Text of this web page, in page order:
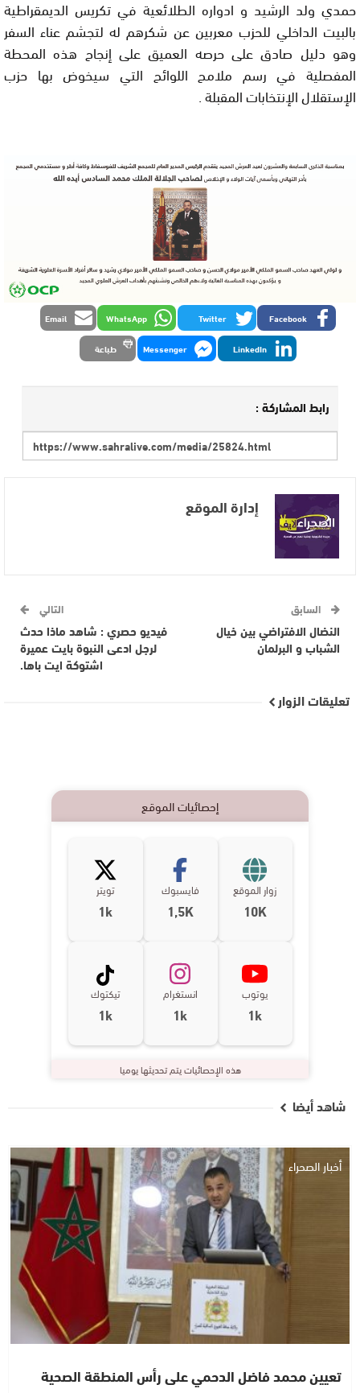
حمدي ولد الرشيد و ادواره الطلائعية في تكريس الديمقراطية
بالبيت الداخلي للحزب معربين عن شكرهم له لتجشم عناء السفر
وهو دليل صادق على حرصه العميق على إنجاح هذه المحطة
المفصلية في رسم ملامح اللوائح التي سيخوض بها حزب
الإستقلال الإنتخابات المقبلة .
Facebook
Twitter
WhatsApp
Email
LinkedIn
Messenger طباعة
رابط المشاركة :
إدارة الموقع
السابق
النضال الافتراضي بين خيال
الشباب و البرلمان
التالي
فيديو حصري : شاهد ماذا حدث
لرجل ادعى النبوة بايت عميرة
اشتوكة ايت باها.
تعليقات الزوار
إحصائيات الموقع
زوار الموقع
10K
فايسبوك
1,5K
تويتر
1k
يوتوب
1k
انستغرام
1k
تيكتوك
1k
هذه الإحصائيات يتم تحديثها يوميا
شاهد أيضا
أخبار الصحراء
تعيين محمد فاضل الدحمي على رأس المنطقة الصحية